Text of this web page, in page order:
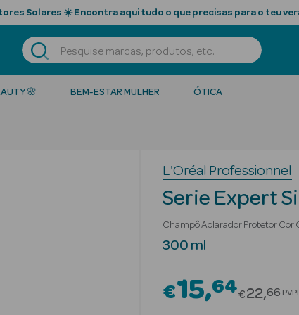
Solares ☀️ Encontra aqui tudo o que precisas para o teu
🌸 BEM-ESTAR MULHER ÓTICA
L'Oréal Professionnel
Serie Expert
Champô Aclarador Protetor Cor
300 ml
€15 64Price
€22 66